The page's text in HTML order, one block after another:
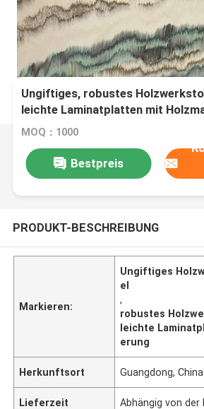
Ungiftiges, robustes
leichte Laminatplatten mit
MOQ：1000
Bestpreis
PRODUKT-BESCHREIBUNG
Markieren:
Ungiftiges
el
,
robustes
leichte
erung
Herkunftsort Guangdong, China
Lieferzeit Abhängig von der